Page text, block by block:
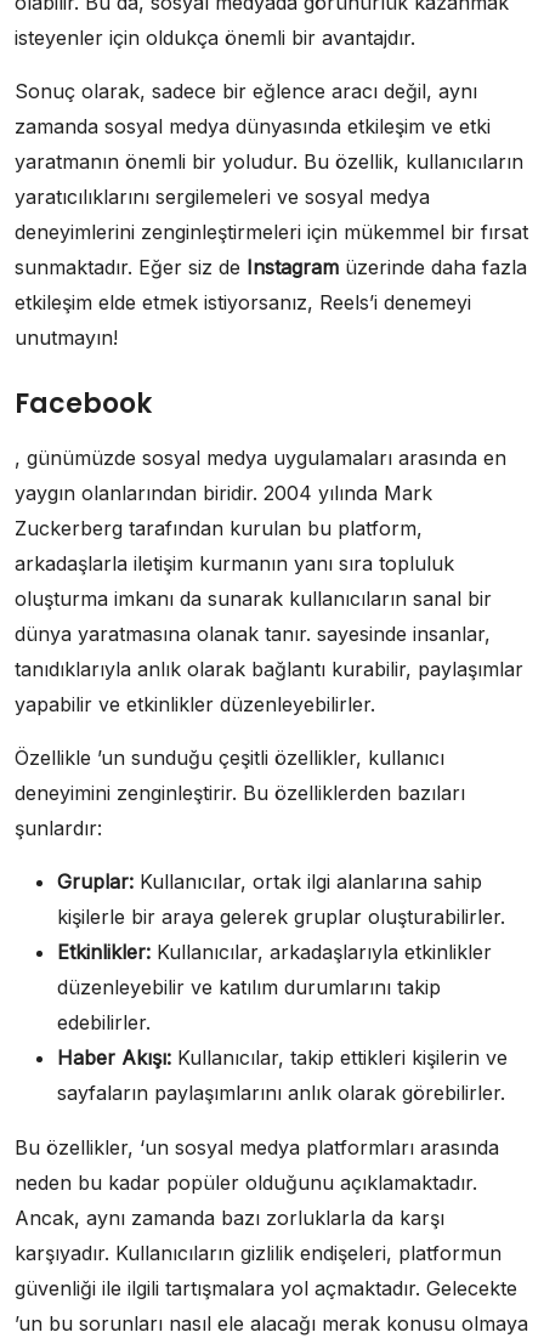
isteyenler için oldukça önemli bir avantajdır.
Sonuç olarak, sadece bir eğlence aracı değil, aynı
zamanda sosyal medya dünyasında etkileşim ve etki
yaratmanın önemli bir yoludur. Bu özellik, kullanıcıların
yaratıcılıklarını sergilemeleri ve sosyal medya
deneyimlerini zenginleştirmeleri için mükemmel bir fırsat
sunmaktadır. Eğer siz de Instagram üzerinde daha fazla
etkileşim elde etmek istiyorsanız, Reels’i denemeyi
unutmayın!
Facebook
, günümüzde sosyal medya uygulamaları arasında en
yaygın olanlarından biridir. 2004 yılında Mark
Zuckerberg tarafından kurulan bu platform,
arkadaşlarla iletişim kurmanın yanı sıra topluluk
oluşturma imkanı da sunarak kullanıcıların sanal bir
dünya yaratmasına olanak tanır. sayesinde insanlar,
tanıdıklarıyla anlık olarak bağlantı kurabilir, paylaşımlar
yapabilir ve etkinlikler düzenleyebilirler.
Özellikle ’un sunduğu çeşitli özellikler, kullanıcı
deneyimini zenginleştirir. Bu özelliklerden bazıları
şunlardır:
Gruplar: Kullanıcılar, ortak ilgi alanlarına sahip
kişilerle bir araya gelerek gruplar oluşturabilirler.
Etkinlikler: Kullanıcılar, arkadaşlarıyla etkinlikler
düzenleyebilir ve katılım durumlarını takip
edebilirler.
Haber Akışı: Kullanıcılar, takip ettikleri kişilerin ve
sayfaların paylaşımlarını anlık olarak görebilirler.
Bu özellikler, ‘un sosyal medya platformları arasında
neden bu kadar popüler olduğunu açıklamaktadır.
Ancak, aynı zamanda bazı zorluklarla da karşı
karşıyadır. Kullanıcıların gizlilik endişeleri, platformun
güvenliği ile ilgili tartışmalara yol açmaktadır. Gelecekte
’un bu sorunları nasıl ele alacağı merak konusu olmaya